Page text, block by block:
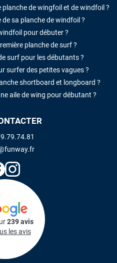
de wingfoil et de windfoil ?
sa planche de windfoil ?
pour débuter ?
planche de surf ?
surf pour les débutants ?
surfer des petites vagues ?
shortboard et longboard ?
aile de wing pour débutant ?
239 avis
les avis